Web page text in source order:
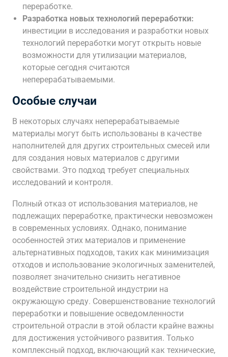
переработке.
Разработка новых технологий переработки:
инвестиции в исследования и разработки новых
технологий переработки могут открыть новые
возможности для утилизации материалов,
которые сегодня считаются
неперерабатываемыми.
Особые случаи
В некоторых случаях неперерабатываемые
материалы могут быть использованы в качестве
наполнителей для других строительных смесей или
для создания новых материалов с другими
свойствами. Это подход требует специальных
исследований и контроля.
Полный отказ от использования материалов, не
подлежащих переработке, практически невозможен
в современных условиях. Однако, понимание
особенностей этих материалов и применение
альтернативных подходов, таких как минимизация
отходов и использование экологичных заменителей,
позволяет значительно снизить негативное
воздействие строительной индустрии на
окружающую среду. Совершенствование технологий
переработки и повышение осведомленности
строительной отрасли в этой области крайне важны
для достижения устойчивого развития. Только
комплексный подход, включающий как технические,